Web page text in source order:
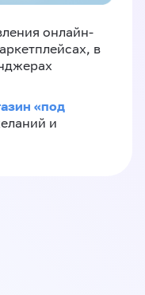
онлайн-
в
«‎под
и